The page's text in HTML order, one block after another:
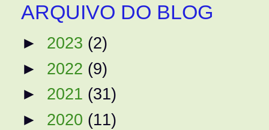
ARQUIVO DO BLOG
► 2023 (2)
► 2022 (9)
► 2021 (31)
► 2020 (11)